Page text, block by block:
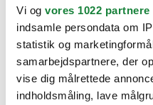
Vi og vores 1022 partnere
indsamle persondata om
statistik og
samarbejdspartnere, der
vise dig målrettede
indholdsmåling, lave
BMW
Citroën
Cupra
Dacia
Fiat
Ford
Hyundai